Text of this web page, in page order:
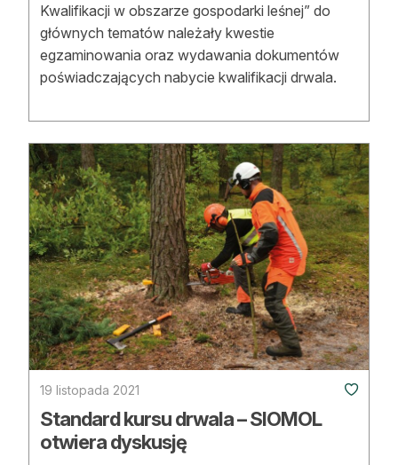
Lasy prywatne
O nas
Prenumerata
Reklama
Zostań autorem
Archiwum
Kontakt
Kwalifikacji w obszarze gospodarki leśnej” do
głównych tematów należały kwestie
egzaminowania oraz wydawania dokumentów
poświadczających nabycie kwalifikacji drwala.
19 listopada 2021
Standard kursu drwala – SIOMOL
otwiera dyskusję